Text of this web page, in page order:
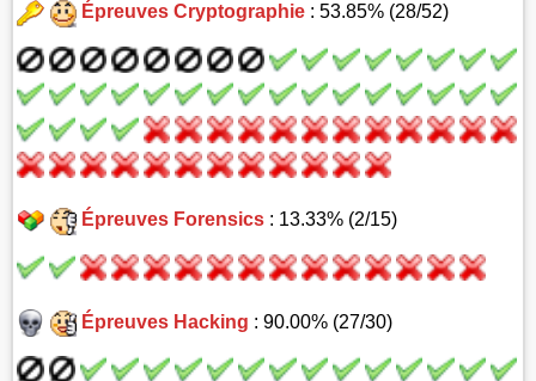
Épreuves Cryptographie: 53.85% (28/52)
Épreuves Forensics: 13.33% (2/15)
Épreuves Hacking : 90.00% (27/30)